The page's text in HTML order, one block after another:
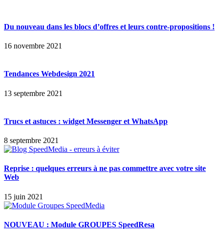
Du nouveau dans les blocs d’offres et leurs contre-propositions !
16 novembre 2021
Tendances Webdesign 2021
13 septembre 2021
Trucs et astuces : widget Messenger et WhatsApp
8 septembre 2021
Reprise : quelques erreurs à ne pas commettre avec votre site
Web
15 juin 2021
NOUVEAU : Module GROUPES SpeedResa